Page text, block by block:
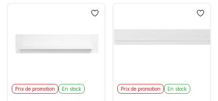
Prix de promotion En stock Prix de promotion En stock